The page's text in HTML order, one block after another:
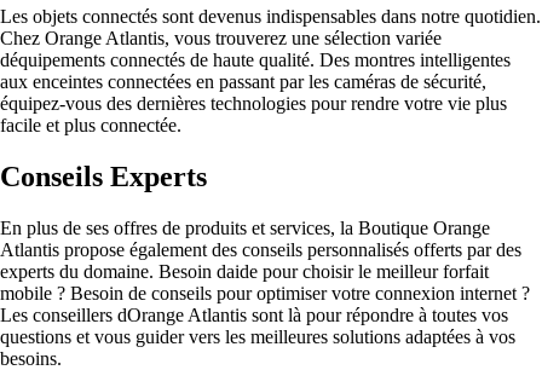
Les objets connectés sont devenus indispensables dans notre quotidien.
Chez Orange Atlantis, vous trouverez une sélection variée
déquipements connectés de haute qualité. Des montres intelligentes
aux enceintes connectées en passant par les caméras de sécurité,
équipez-vous des dernières technologies pour rendre votre vie plus
facile et plus connectée.
Conseils Experts
En plus de ses offres de produits et services, la Boutique Orange
Atlantis propose également des conseils personnalisés offerts par des
experts du domaine. Besoin daide pour choisir le meilleur forfait
mobile ? Besoin de conseils pour optimiser votre connexion internet ?
Les conseillers dOrange Atlantis sont là pour répondre à toutes vos
questions et vous guider vers les meilleures solutions adaptées à vos
besoins.